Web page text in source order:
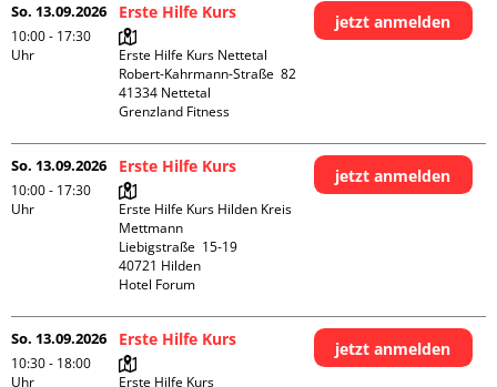
So. 13.09.2026
10:00 - 17:30
Uhr
Erste Hilfe Kurs
Erste Hilfe Kurs Nettetal
Robert-Kahrmann-Straße  82
41334 Nettetal
Grenzland Fitness
jetzt anmelden
So. 13.09.2026
10:00 - 17:30
Uhr
Erste Hilfe Kurs
Erste Hilfe Kurs Hilden Kreis
Mettmann
Liebigstraße  15-19
40721 Hilden
Hotel Forum
jetzt anmelden
So. 13.09.2026
10:30 - 18:00
Uhr
Erste Hilfe Kurs
Erste Hilfe Kurs
jetzt anmelden